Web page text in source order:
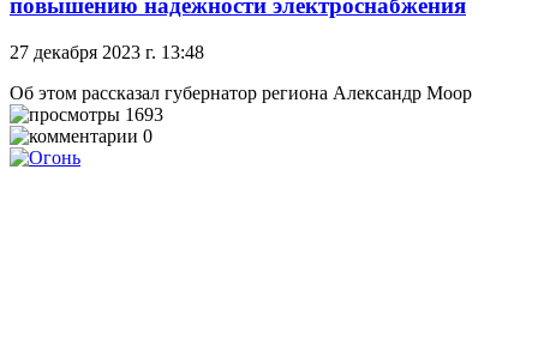
повышению надежности электроснабжения
27 декабря 2023 г. 13:48
Об этом рассказал губернатор региона Александр Моор
1693
0